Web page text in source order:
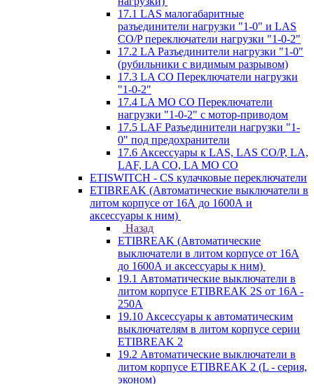
17.1 LAS малогабаритные
разъединители нагрузки "1-0" и LAS
CO/P переключатели нагрузки "1-0-2"
17.2 LA Разъединители нагрузки "1-0"
(рубильники с видимым разрывом)
17.3 LA CO Переключатели нагрузки
"1-0-2"
17.4 LA MO CO Переключатели
нагрузки "1-0-2" с мотор-приводом
17.5 LAF Разъединители нагрузки "1-
0" под предохранители
17.6 Аксессуары к LAS, LAS CO/P, LA,
LAF, LA CO, LA MO CO
ETISWITCH - CS кулачковые переключатели
ETIBREAK (Автоматические выключатели в
литом корпусе от 16А до 1600А и
аксессуары к ним)
Назад
ETIBREAK (Автоматические
выключатели в литом корпусе от 16А
до 1600А и аксессуары к ним)
19.1 Автоматические выключатели в
литом корпусе ETIBREAK 2S от 16A -
250A
19.10 Аксессуары к автоматическим
выключателям в литом корпусе серии
ETIBREAK 2
19.2 Автоматические выключатели в
литом корпусе ETIBREAK 2 (L - серия,
эконом)